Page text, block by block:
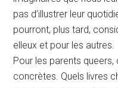
pas d’illustrer leur
pourront, plus tard,
elleux et pour les autres.
Pour les parents
concrètes. Quels livres